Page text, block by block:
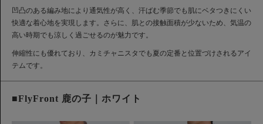
凹凸のある編み地により通気性が高く、汗ばむ季節でも肌にベタつきにくい
快適な着心地を実現します。さらに、肌との接触面積が少ないため、気温の
高い時期でも涼しく過ごせるのが魅力です。
伸縮性にも優れており、カミチャニスタでも夏の定番と位置づけされるアイ
テムです。
■FlyFront 鹿の子｜ホワイト